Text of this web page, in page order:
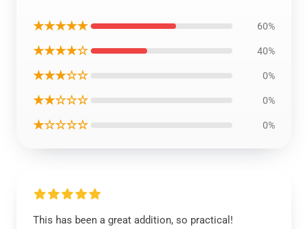
★★★★★ 60%
★★★★☆ 40%
★★★☆☆ 0%
★★☆☆☆ 0%
★☆☆☆☆ 0%
This has been a great addition, so practical!